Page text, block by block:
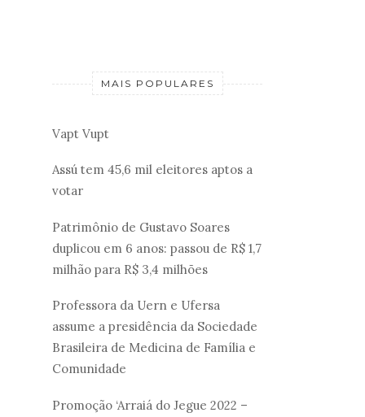
MAIS POPULARES
Vapt Vupt
Assú tem 45,6 mil eleitores aptos a
votar
Patrimônio de Gustavo Soares
duplicou em 6 anos: passou de R$ 1,7
milhão para R$ 3,4 milhões
Professora da Uern e Ufersa
assume a presidência da Sociedade
Brasileira de Medicina de Família e
Comunidade
Promoção ‘Arraiá do Jegue 2022 –